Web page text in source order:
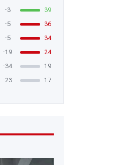
-3
39
-5
36
-5
34
-19
24
-34
19
-23 17